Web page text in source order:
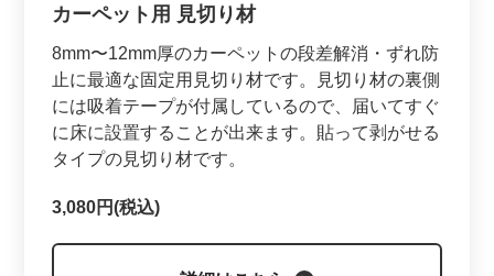
カーペット用 見切り材
8mm〜12mm厚のカーペットの段差解消・ずれ防
止に最適な固定用見切り材です。見切り材の裏側
には吸着テープが付属しているので、届いてすぐ
に床に設置することが出来ます。貼って剥がせる
タイプの見切り材です。
3,080円(税込)